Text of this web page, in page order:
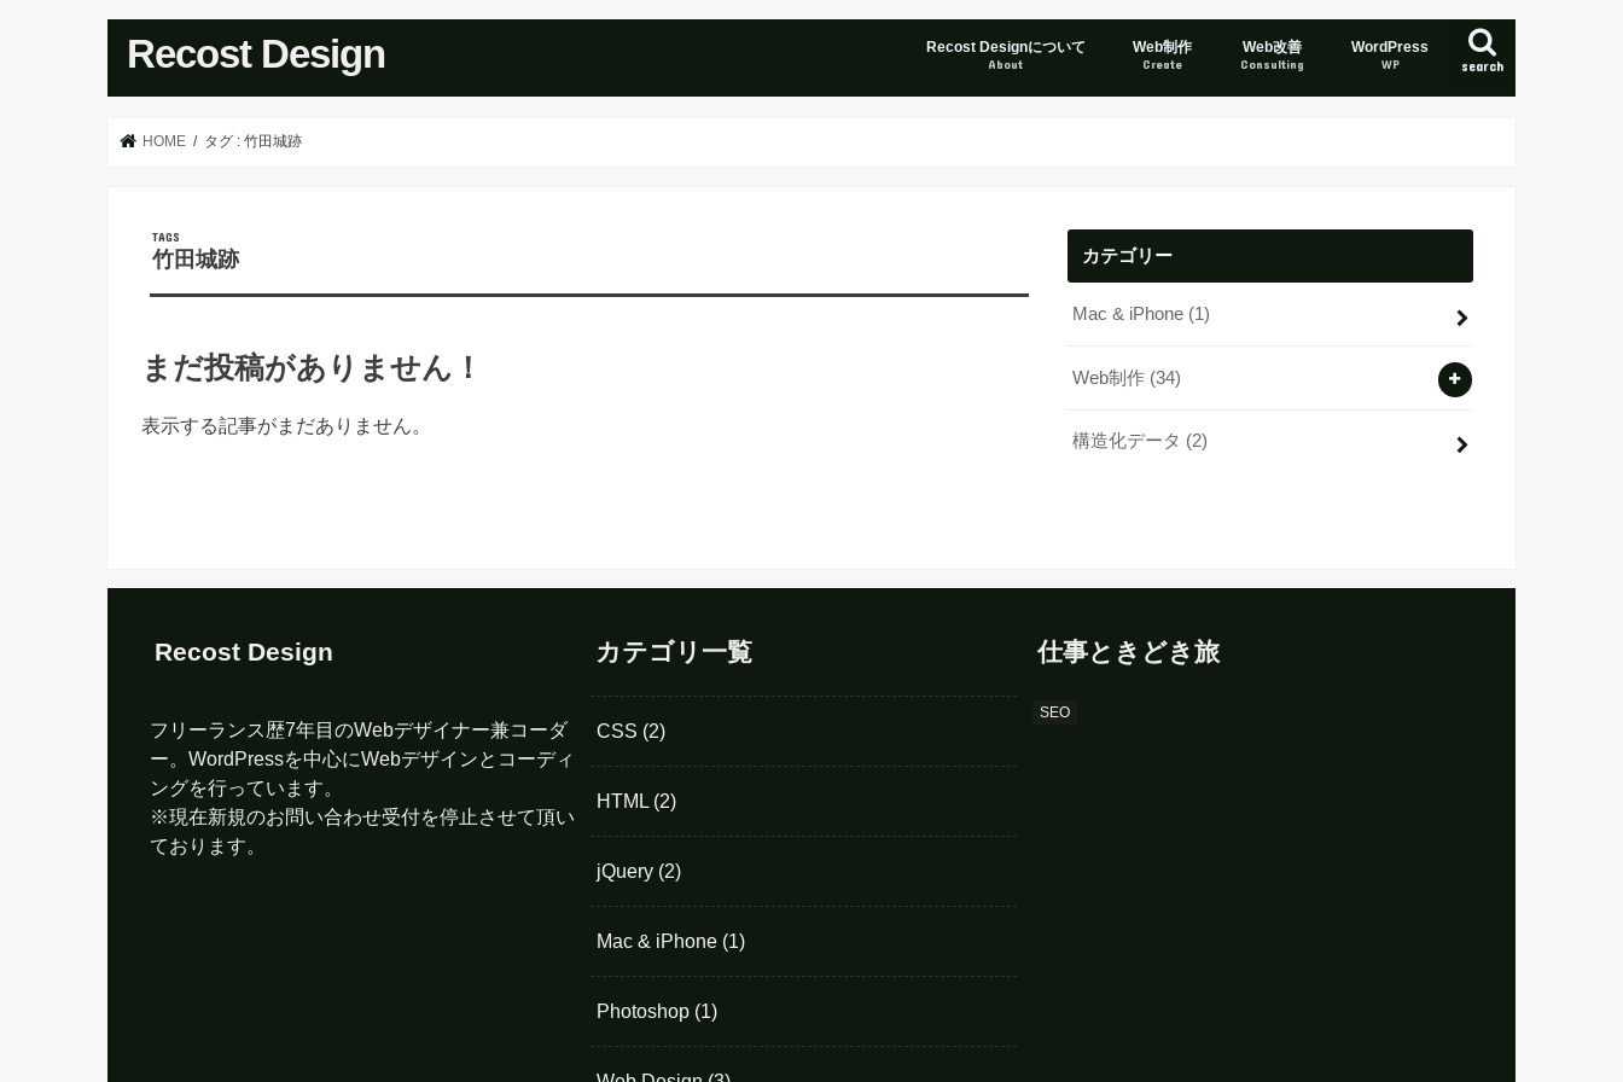
Recost Design search
Recost Designについて
About
Web制作
Create
Web改善
Consulting
WordPress
WP
HOME タグ : 竹田城跡
竹田城跡
まだ投稿がありません！
表示する記事がまだありません。
カテゴリー
Mac & iPhone (1)
Web制作 (34)
構造化データ (2)
Recost Design
フリーランス歴7年目のWebデザイナー兼コーダ
ー。WordPressを中心にWebデザインとコーディ
ングを行っています。
※現在新規のお問い合わせ受付を停止させて頂い
ております。
カテゴリ一覧
CSS (2)
HTML (2)
jQuery (2)
Mac & iPhone (1)
Photoshop (1)
仕事ときどき旅
SEO